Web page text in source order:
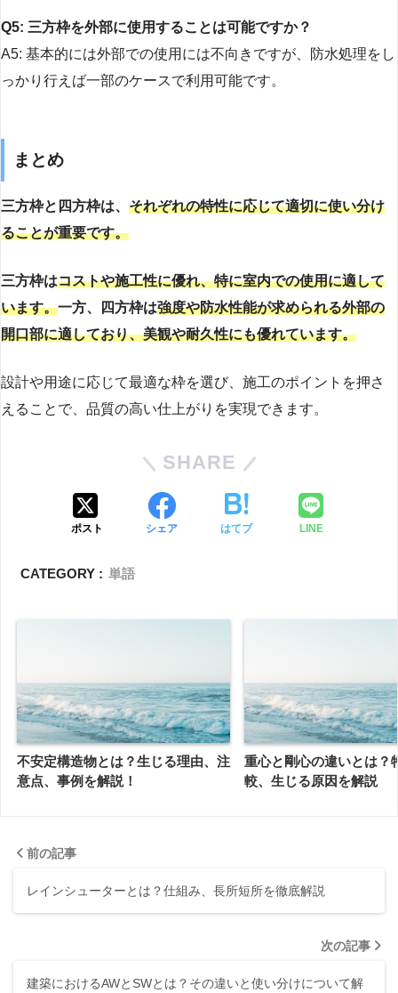
Q5: 三方枠を外部に使用することは可能ですか？
A5: 基本的には外部での使用には不向きですが、防水処理をし
っかり行えば一部のケースで利用可能です。
まとめ
三方枠と四方枠は、 それぞれの特性に応じて適切に使い分け
ることが重要です。
三方枠はコストや施工性に優れ、特に室内での使用に適して
います。一方、四方枠は強度や防水性能が求められる外部の
開口部に適しており、美観や耐久性にも優れています。
設計や用途に応じて最適な枠を選び、施工のポイントを押さ
えることで、品質の高い仕上がりを実現できます。
SHARE
ポスト シェア はてブ LINE
CATEGORY : 単語
不安定構造物とは？生じる理由、注
意点、事例を解説！
重心と剛心の違いとは？
較、生じる原因を解説
前の記事
レインシューターとは？仕組み、長所短所を徹底解説
次の記事
建築におけるAWとSWとは？その違いと使い分けについて解